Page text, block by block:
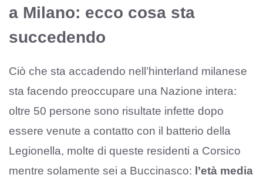
a Milano: ecco cosa sta
succedendo
Ciò che sta accadendo nell’hinterland milanese
sta facendo preoccupare una Nazione intera:
oltre 50 persone sono risultate infette dopo
essere venute a contatto con il batterio della
Legionella, molte di queste residenti a Corsico
mentre solamente sei a Buccinasco: l’età media